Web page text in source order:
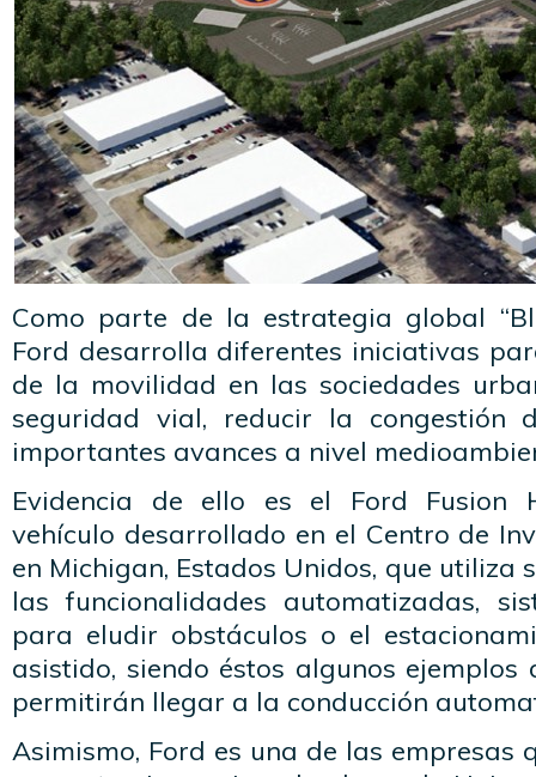
Como parte de la estrategia global
Ford desarrolla diferentes iniciativas
de la movilidad en las sociedades
seguridad vial, reducir la congestión
importantes avances a nivel
Evidencia de ello es el Ford Fusion
vehículo desarrollado en el Centro de
en Michigan, Estados Unidos, que utiliza
las funcionalidades automatizadas,
para eludir obstáculos o el
asistido, siendo éstos algunos ejemplos
permitirán llegar a la conducción
Asimismo, Ford es una de las empresas